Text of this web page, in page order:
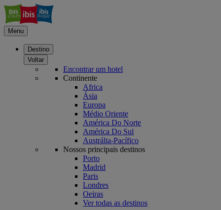
Menu
Destino
Voltar
Encontrar um hotel
Continente
Africa
Ásia
Europa
Médio Oriente
América Do Norte
América Do Sul
Austrália-Pacífico
Nossos principais destinos
Porto
Madrid
Paris
Londres
Oeiras
Ver todas as destinos